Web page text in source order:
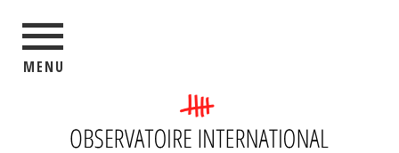
MENU